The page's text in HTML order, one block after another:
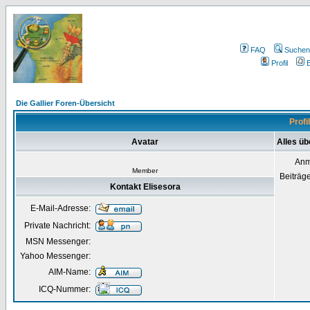
FAQ
Suchen
Profil
Die Gallier Foren-Übersicht
Avatar Alles
Member
Kontakt Elisesora
E-Mail-Adresse:
Private Nachricht:
MSN Messenger:
Yahoo Messenger:
AIM-Name:
ICQ-Nummer: